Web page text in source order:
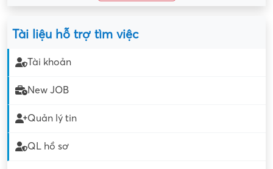
Tài liệu hỗ trợ tìm việc
Tài khoản
New JOB
Quản lý tin
QL hồ sơ